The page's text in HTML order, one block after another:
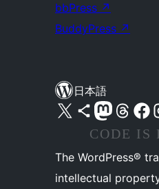
bbPress ↗
BuddyPress ↗
日本語
X (旧 Twitter) アカウントへ Bluesky アカウントへ Mastodon アカウントへ Threads アカウントへ Facebook ページへ
CODE IS
The WordPress®
intellectual